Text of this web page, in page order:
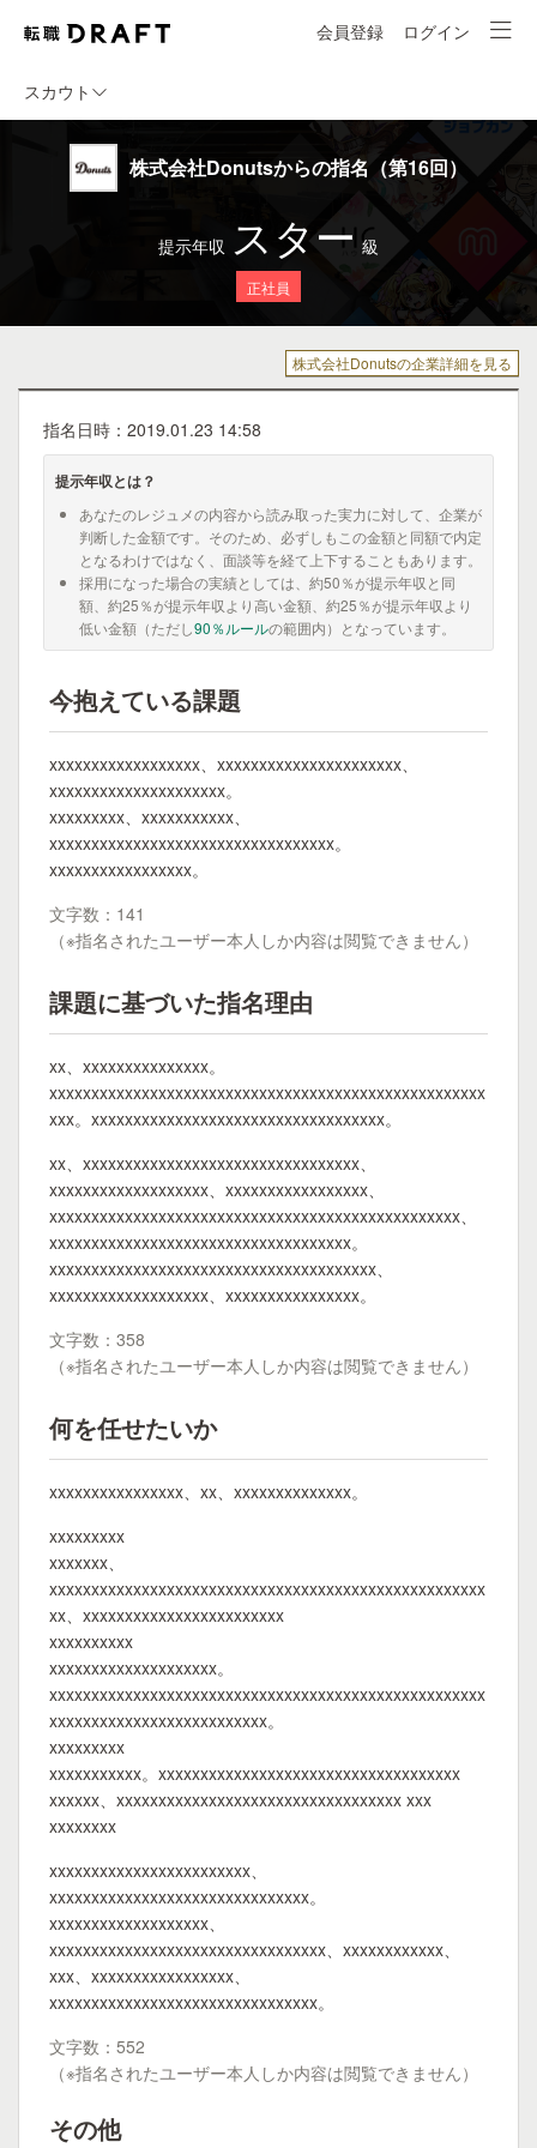
会員登録 ログイン
スカウト
株式会社Donutsからの指名（第16回）
提示年収 スター 級
正社員
株式会社Donutsの企業詳細を見る
指名日時：2019.01.23 14:58
提示年収とは？
あなたのレジュメの内容から読み取った実力に対して、企業が
判断した金額です。そのため、必ずしもこの金額と同額で内定
となるわけではなく、面談等を経て上下することもあります。
採用になった場合の実績としては、約50％が提示年収と同
額、約25％が提示年収より高い金額、約25％が提示年収より
低い金額（ただし90％ルールの範囲内）となっています。
今抱えている課題
xxxxxxxxxxxxxxxxxx、xxxxxxxxxxxxxxxxxxxxxx、
xxxxxxxxxxxxxxxxxxxxx。
xxxxxxxxx、xxxxxxxxxxx、
xxxxxxxxxxxxxxxxxxxxxxxxxxxxxxxxxx。
xxxxxxxxxxxxxxxxx。
文字数：141
（※指名されたユーザー本人しか内容は閲覧できません）
課題に基づいた指名理由
xx、xxxxxxxxxxxxxxx。
xxxxxxxxxxxxxxxxxxxxxxxxxxxxxxxxxxxxxxxxxxxxxxxxxxxx
xxx。xxxxxxxxxxxxxxxxxxxxxxxxxxxxxxxxxxx。
xx、xxxxxxxxxxxxxxxxxxxxxxxxxxxxxxxxx、
xxxxxxxxxxxxxxxxxxx、xxxxxxxxxxxxxxxxx、
xxxxxxxxxxxxxxxxxxxxxxxxxxxxxxxxxxxxxxxxxxxxxxxxx、
xxxxxxxxxxxxxxxxxxxxxxxxxxxxxxxxxxxx。
xxxxxxxxxxxxxxxxxxxxxxxxxxxxxxxxxxxxxxx、
xxxxxxxxxxxxxxxxxxx、xxxxxxxxxxxxxxxx。
文字数：358
（※指名されたユーザー本人しか内容は閲覧できません）
何を任せたいか
xxxxxxxxxxxxxxxx、xx、xxxxxxxxxxxxxx。
xxxxxxxxx
xxxxxxx、
xxxxxxxxxxxxxxxxxxxxxxxxxxxxxxxxxxxxxxxxxxxxxxxxxxxx
xx、xxxxxxxxxxxxxxxxxxxxxxxx
xxxxxxxxxx
xxxxxxxxxxxxxxxxxxxx。
xxxxxxxxxxxxxxxxxxxxxxxxxxxxxxxxxxxxxxxxxxxxxxxxxxxx
xxxxxxxxxxxxxxxxxxxxxxxxxx。
xxxxxxxxx
xxxxxxxxxxx。xxxxxxxxxxxxxxxxxxxxxxxxxxxxxxxxxxxx
xxxxxx、xxxxxxxxxxxxxxxxxxxxxxxxxxxxxxxxxx xxx
xxxxxxxx
xxxxxxxxxxxxxxxxxxxxxxxx、
xxxxxxxxxxxxxxxxxxxxxxxxxxxxxxx。
xxxxxxxxxxxxxxxxxxx、
xxxxxxxxxxxxxxxxxxxxxxxxxxxxxxxxx、xxxxxxxxxxxx、
xxx、xxxxxxxxxxxxxxxxx、
xxxxxxxxxxxxxxxxxxxxxxxxxxxxxxxx。
文字数：552
（※指名されたユーザー本人しか内容は閲覧できません）
その他